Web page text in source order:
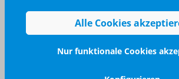
040 / 570 18 25 70
info@brilliant-promotion.com
Jetzt anfragen
Alle Cookies
Nur funktionale Cookies